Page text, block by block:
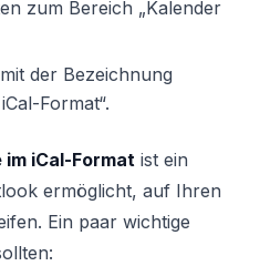
zum Bereich „Kalender
der Bezeichnung
Format“.
im iCal-Format ist ein
ermöglicht, auf Ihren
Ein paar wichtige